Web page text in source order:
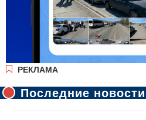
РЕКЛАМА
Последние новости